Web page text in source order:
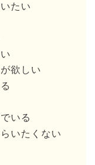
たい
欲しい
いる
いたくない